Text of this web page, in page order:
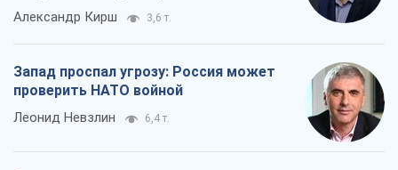
Александр Кирш 3,6 т.
Запад проспал угрозу: Россия может
проверить НАТО войной
Леонид Невзлин 6,4 т.